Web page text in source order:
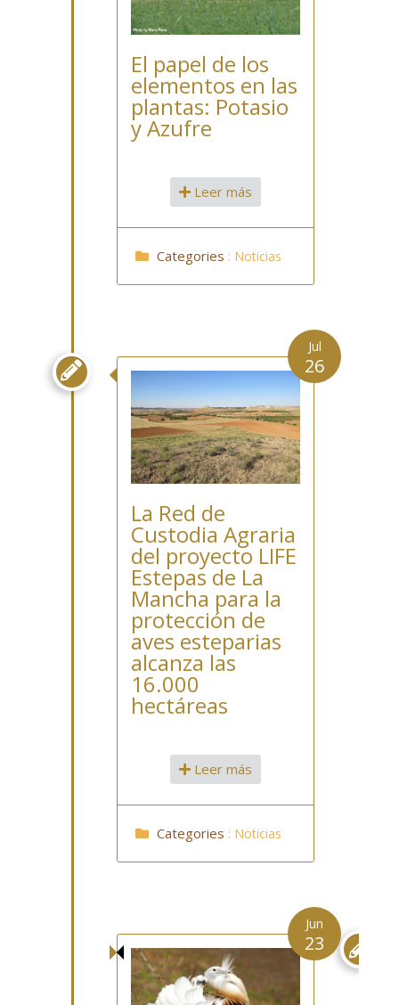
El papel de los
elementos en las
plantas: Potasio
y Azufre
Leer más
Categories : Noticias

La Red de
Custodia Agraria
del proyecto LIFE
Estepas de La
Mancha para la
protección de
aves esteparias
alcanza las
16.000
hectáreas
Jul
26
Leer más
Categories : Noticias

Jun
23